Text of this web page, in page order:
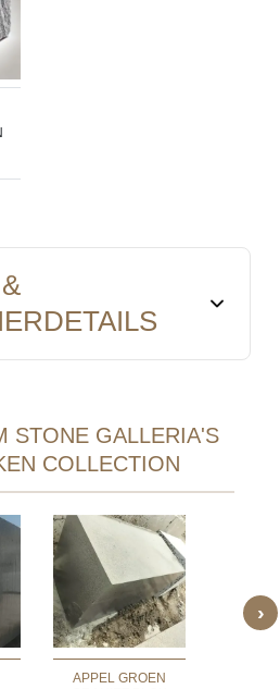
STONE GALLERIA'S
COLLECTION
APPEL GROEN
›